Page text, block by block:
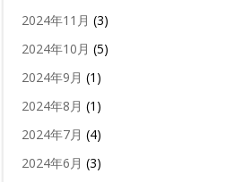
2024年11月 (3)
2024年10月 (5)
2024年9月 (1)
2024年8月 (1)
2024年7月 (4)
2024年6月 (3)